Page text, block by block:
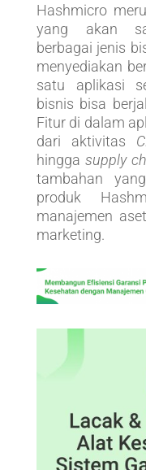
Hashmicro
yang akan
berbagai jenis
menyediakan
satu aplikasi
bisnis bisa
Fitur di dalam
dari aktivitas
hinggasupply
tambahan
produk
manajemen
marketing.